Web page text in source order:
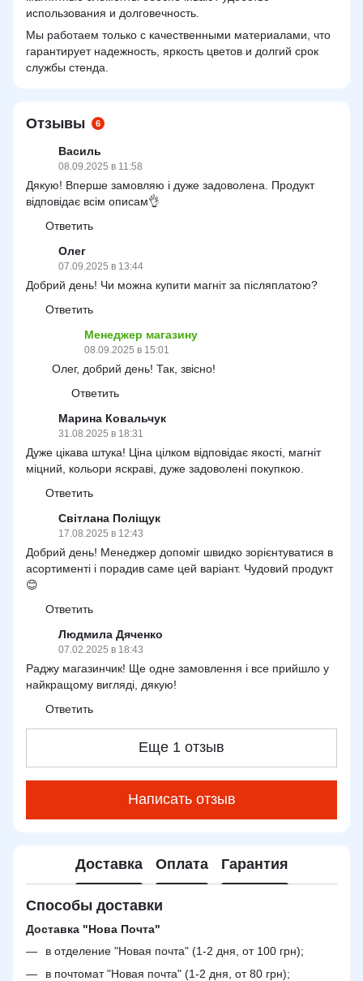
использования и долговечность.
Мы работаем только с качественными материалами, что
гарантирует надежность, яркость цветов и долгий срок
службы стенда.
Отзывы 6
Василь
08.09.2025 в 11:58
Дякую! Вперше замовляю і дуже задоволена. Продукт
відповідає всім описам👌
Ответить
Олег
07.09.2025 в 13:44
Добрий день! Чи можна купити магніт за післяплатою?
Ответить
Менеджер магазину
08.09.2025 в 15:01
Олег, добрий день! Так, звісно!
Ответить
Марина Ковальчук
31.08.2025 в 18:31
Дуже цікава штука! Ціна цілком відповідає якості, магніт
міцний, кольори яскраві, дуже задоволені покупкою.
Ответить
Світлана Поліщук
17.08.2025 в 12:43
Добрий день! Менеджер допоміг швидко зорієнтуватися в
асортименті і порадив саме цей варіант. Чудовий продукт
😊
Ответить
Людмила Дяченко
07.02.2025 в 18:43
Раджу магазинчик! Ще одне замовлення і все прийшло у
найкращому вигляді, дякую!
Ответить
Еще 1 отзыв
Написать отзыв
Доставка Оплата Гарантия
Способы доставки
Доставка "Нова Почта"
в отделение "Новая почта" (1-2 дня, от 100 грн);
в почтомат "Новая почта" (1-2 дня, от 80 грн);